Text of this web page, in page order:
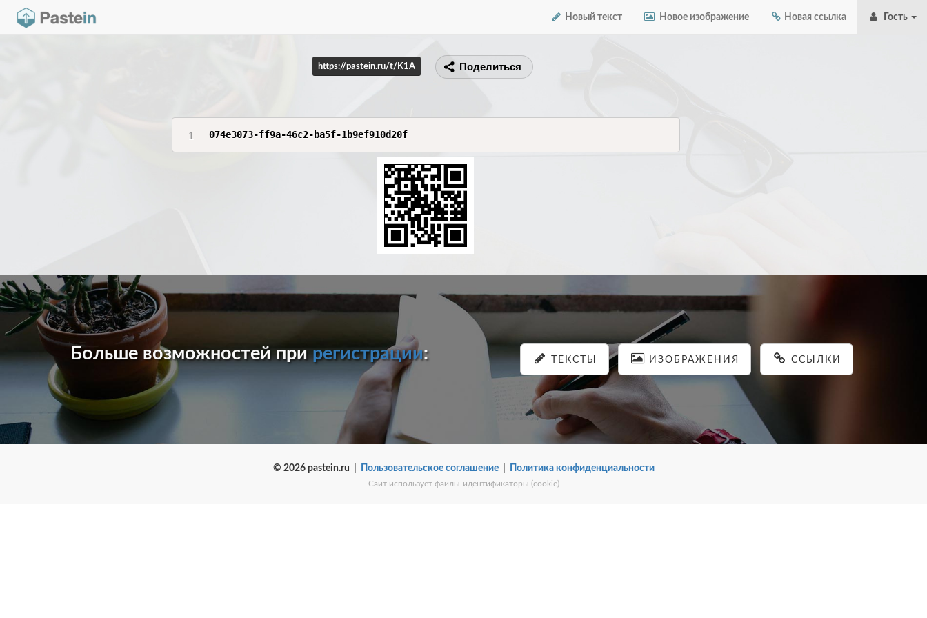
Новый текст Новое изображение Новая ссылка Гость
https://pastein.ru/t/K1A Поделиться
074e3073-ff9a-46c2-ba5f-1b9ef910d20f
Больше возможностей прирегистрации: ТЕКСТЫ ИЗОБРАЖЕНИЯ ССЫЛКИ
© 2026 pastein.ru | Пользовательское соглашение| Политика конфиденциальности
Сайт использует файлы-идентификаторы (cookie)